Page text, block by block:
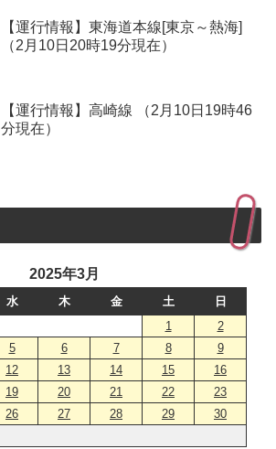
【運行情報】東海道本線[東京～熱海]
（2月10日20時19分現在）
【運行情報】高崎線 （2月10日19時46
分現在）
2025年3月
水 木 金 土
日
1
2
5 6 7 8
9
12 13 14 15
16
19 20 21 22
23
26 27 28 29
30